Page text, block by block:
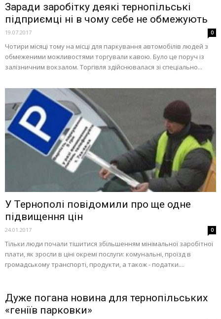
Заради заробітку деякі тернопільські
підприємці ні в чому себе не обмежують
19.07.2017 0
Чотири місяці тому на місці для паркування автомобілів людей з
обмеженими можливостями торгували кавою. Було це поруч із
залізничним вокзалом. Торгівля здійснювалася зі спеціально...
У Тернополі повідомили про ще одне
підвищення цін
24.01.2017 0
Тільки люди почали тішитися збільшенням мінімальної заробітної
плати, як зросли в ціні окремі послуги: комунальні, проїзд в
громадському транспорті, продукти, а також - податки....
Дуже погана новина для тернопільських
«геніїв парковки»